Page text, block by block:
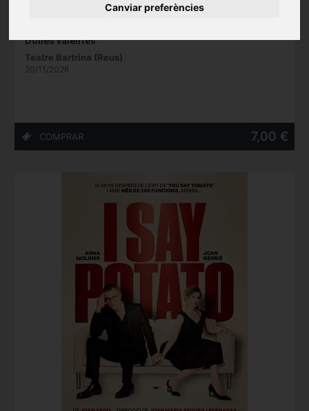
Canviar preferències
Dones valentes
Teatre Bartrina (Reus)
20/11/2026
7,00 €